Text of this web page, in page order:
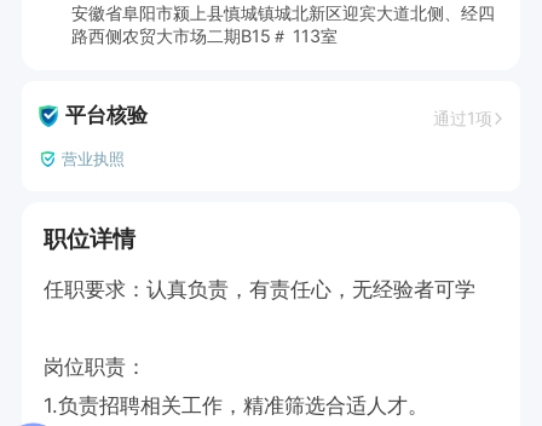
安徽省阜阳市颍上县慎城镇城北新区迎宾大道北侧、经四
路西侧农贸大市场二期B15＃ 113室
平台核验 通过1项
营业执照
职位详情
任职要求：认真负责，有责任心，无经验者可学
岗位职责：
1.负责招聘相关工作，精准筛选合适人才。